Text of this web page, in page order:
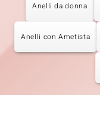
Anelli da donna
Anelli con Ametista